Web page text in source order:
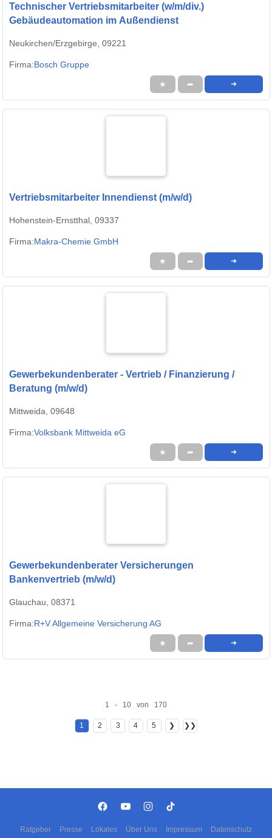
Technischer Vertriebsmitarbeiter (w/m/div.)
Gebäudeautomation im Außendienst
Neukirchen/Erzgebirge, 09221
Firma:Bosch Gruppe
★ ➦ ➜
Vertriebsmitarbeiter Innendienst (m/w/d)
Hohenstein-Ernstthal, 09337
Firma:Makra-Chemie GmbH
★ ➦ ➜
Gewerbekundenberater - Vertrieb / Finanzierung /
Beratung (m/w/d)
Mittweida, 09648
Firma:Volksbank Mittweida eG
★ ➦ ➜
Gewerbekundenberater Versicherungen
Bankenvertrieb (m/w/d)
Glauchau, 08371
Firma:R+V Allgemeine Versicherung AG
★ ➦ ➜
1 - 10 von 170
1 2 3 4 5 ❯ ❯❯
Ratgeber Presse Lokales Über Uns Impressum Datenschutz